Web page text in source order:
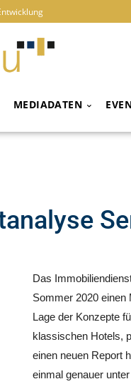
MEDIADATEN
Das
Sommer 2020
Lage der Konzepte
klassischen Hotels,
einen neuen Report
einmal genauer